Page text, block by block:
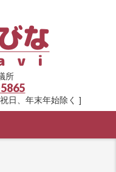
所
日、年末年始除く ]